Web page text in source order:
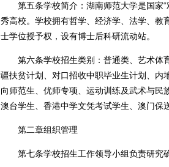
第五条学校简介：湖南师范大学是国家“
秀高校。学校拥有哲学、经济学、法学、教
士学位授予权，设有博士后科研流动站。
第六条学校招生类别：普通类、艺术体育
疆扶贫计划、对口招收中职毕业生计划、内
向师范生、优师专项、运动训练及武术与
澳台学生、香港中学文凭考试学生、澳门保
第二章组织管理
第七条学校招生工作领导小组负责研究确